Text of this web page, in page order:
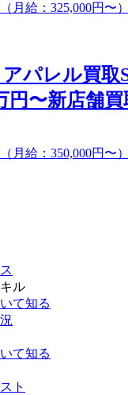
月給：325,000円〜）
アパレル買取
円〜新店舗
月給：350,000円〜）
ル
て知る
て知る
ト